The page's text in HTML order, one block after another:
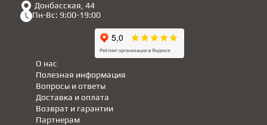
Донбасская, 44
Пн-Вс: 9:00-19:00
Полезная информация
Партнерам
Вопросы и ответы
Доставка и оплата
Возврат и гарантии
О нас